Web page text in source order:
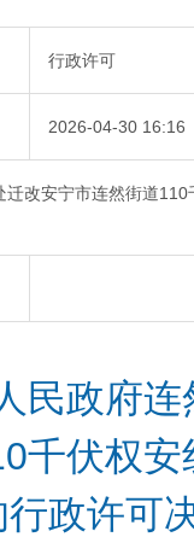
行政许可
2026-04-30 16:16
改安宁市连然街道110
民政府连
千伏权安
政许可